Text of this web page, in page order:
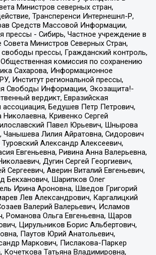
Министров северных стран,
Трансперенси Интернешнл-Р,
Средств Массовой Информации,
прессы - Сибирь, Частное учреждение в
Совета Министров Северных Стран,
прессы, Гражданский контроль,
комиссия по сохранению
Сахарова, Информационное
Институт региональной прессы,
Свободы Информации, Экозащита!-
вердикт, Евразийская
ассоциация, Бедушев Петр Петрович,
Николаевна, Кривенко Сергей
Павел Юрьевич, Шнырова
Чанышева Лилия Айратовна, Сидорович
Александр Алексеевич,
Евгеньевна, Ривина Анна Валерьевна,
Дугин Сергей Георгиевич,
Сергеевич, Аверин Виталий Евгеньевич,
Бекханович, Шарипков Олег
Ирина Ароновна, Шведов Григорий
Лев Александрович, Каргалицкий
Валерий Валерьевич, Исламов
Романова Ольга Евгеньевна, Щаров
Цирульников Борис Альбертович,
Паутов Юрий Анатольевич,
Маркович, Пислакова-Паркер
Кочеткова Татьяна Владимировна,